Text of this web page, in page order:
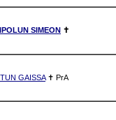
SIMEON ✝
GAISSA✝ PrA